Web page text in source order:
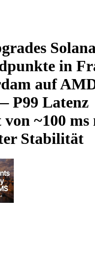
in
auf
P99 Latenz
~100
Stabilität